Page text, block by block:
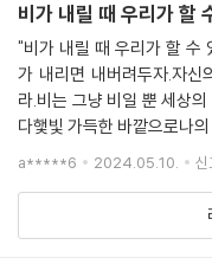
실체 없는 욕망은 아무리 채
행복에 하등 도움 되지 않는
지는 점점 더 부족해지고,
불린다. 매트 헤이그는 우리
내면에 끌어들이지 말 것
격과 공포의 물살 속에서
나라고, 다른 사람의 인생
꾸라고 충동질하는 세상의
비가 내릴 때 우리가 할
"비가 내릴 때 우리가 할 수
가 내리면 내버려두자.자신
라.비는 그냥 비일 뿐 세상
다햋빛 가득한 바깥으로나
a*****6 2024.05.10. 신